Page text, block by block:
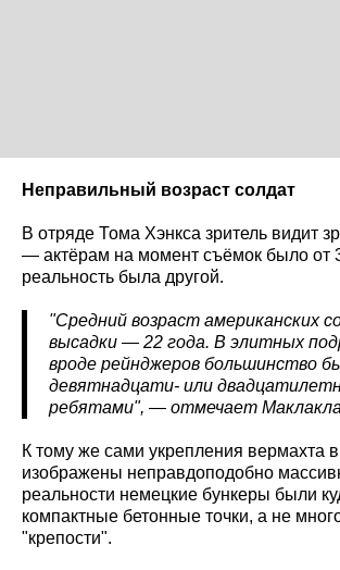
Неправильный возраст солдат
В отряде Тома Хэнкса зритель видит
— актёрам на момент съёмок было от
реальность была другой.
"Средний возраст американских
высадки — 22 года. В элитных
вроде рейнджеров большинство
девятнадцати- или
ребятами", — отмечает
К тому же сами укрепления вермахта
изображены неправдоподобно
реальности немецкие бункеры были
компактные бетонные точки, а не
"крепости".